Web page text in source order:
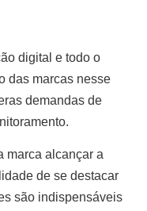
digital e todo o
das marcas nesse
demandas de
marca alcançar a
de se destacar
são indispensáveis